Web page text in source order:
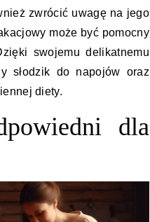
zwrócić uwagę na jego
może być pomocny
swojemu delikatnemu
słodzik do napojów oraz
diety.
dla